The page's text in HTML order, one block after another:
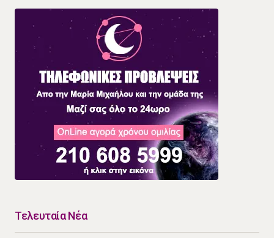
Τελευταία Νέα